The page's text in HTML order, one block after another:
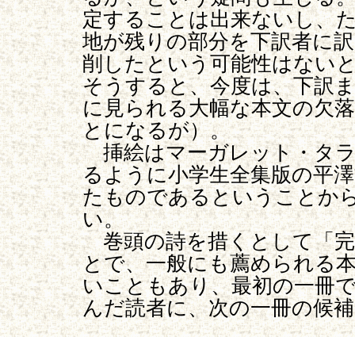
定することは出来ないし、
地が残りの部分を下訳者に
削したという可能性はない
そうすると、今度は、下訳
に見られる大幅な本文の欠
とになるが）。
挿絵はマーガレット・タ
るように小学生全集版の平
たものであるということか
い。
巻頭の詩を措くとして「
とで、一般にも薦められる
いこともあり、最初の一冊
んだ読者に、次の一冊の候